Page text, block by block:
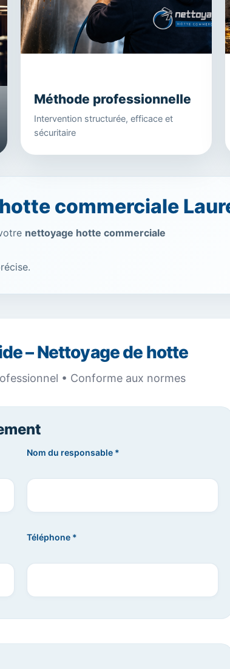
Méthode professionnelle
Intervention structurée, efficace et
sécuritaire
commerciale
nettoyage hotte commerciale
– Nettoyage de hotte
• Conforme aux normes
Nom du responsable *
Téléphone *